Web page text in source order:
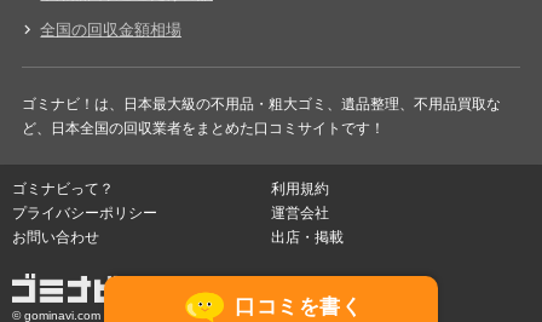
口コミを書く
全国の回収金額相場
ゴミナビ！は、日本最大級の不用品・粗大ゴミ、遺品整理、不用品買取な
ど、日本全国の回収業者をまとめた口コミサイトです！
ゴミナビって？
利用規約
プライバシーポリシー
運営会社
お問い合わせ
出店・掲載
© gominavi.com